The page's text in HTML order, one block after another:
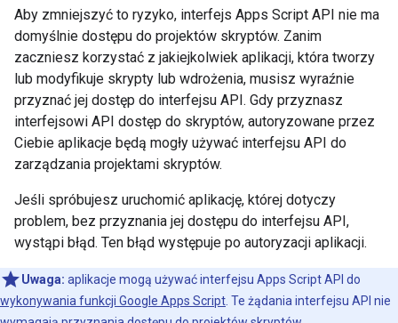
Aby zmniejszyć to ryzyko, interfejs Apps Script API nie ma
domyślnie dostępu do projektów skryptów. Zanim
zaczniesz korzystać z jakiejkolwiek aplikacji, która tworzy
lub modyfikuje skrypty lub wdrożenia, musisz wyraźnie
przyznać jej dostęp do interfejsu API. Gdy przyznasz
interfejsowi API dostęp do skryptów, autoryzowane przez
Ciebie aplikacje będą mogły używać interfejsu API do
zarządzania projektami skryptów.
Jeśli spróbujesz uruchomić aplikację, której dotyczy
problem, bez przyznania jej dostępu do interfejsu API,
wystąpi błąd. Ten błąd występuje po autoryzacji aplikacji.
Uwaga: aplikacje mogą używać interfejsu Apps Script API do
wykonywania funkcji Google Apps Script . Te żądania interfejsu API nie